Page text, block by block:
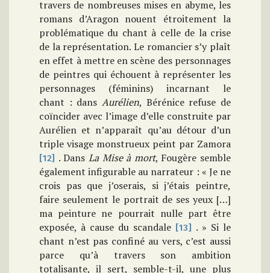
travers de nombreuses mises en abyme, les
romans d’Aragon nouent étroitement la
problématique du chant à celle de la crise
de la représentation. Le romancier s’y plaît
en effet à mettre en scène des personnages
de peintres qui échouent à représenter les
personnages (féminins) incarnant le
chant : dans Aurélien, Bérénice refuse de
coïncider avec l’image d’elle construite par
Aurélien et n’apparaît qu’au détour d’un
triple visage monstrueux peint par Zamora
[12] . DansLa Mise à mort, Fougère semble
également infigurable au narrateur : « Je ne
crois pas que j’oserais, si j’étais peintre,
faire seulement le portrait de ses yeux […]
ma peinture ne pourrait nulle part être
exposée, à cause du scandale [13]
. » Si le
chant n’est pas confiné au vers, c’est aussi
parce qu’à travers son ambition
totalisante, il sert, semble-t-il, une plus